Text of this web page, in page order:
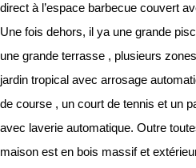
direct à l’espace barbecue couvert
Une fois dehors, il ya une grande
une grande terrasse , plusieurs
jardin tropical avec arrosage
de course , un court de tennis et un
avec laverie automatique. Outre
maison est en bois massif et